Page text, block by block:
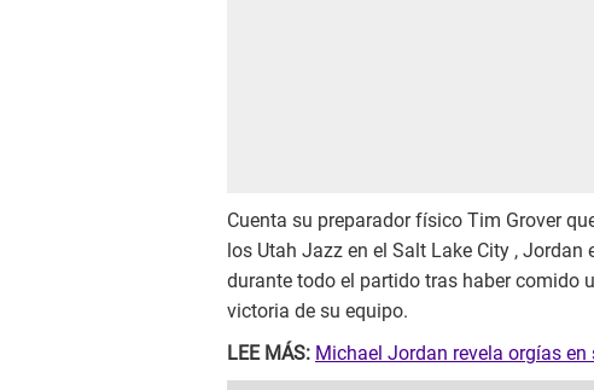
Cuenta su preparador físico Tim Grover
los Utah Jazz en el Salt Lake City ,
durante todo el partido tras haber comido
victoria de su equipo.
LEE MÁS: Michael Jordan revela orgías